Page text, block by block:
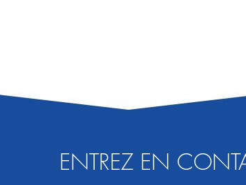
ENTREZ EN